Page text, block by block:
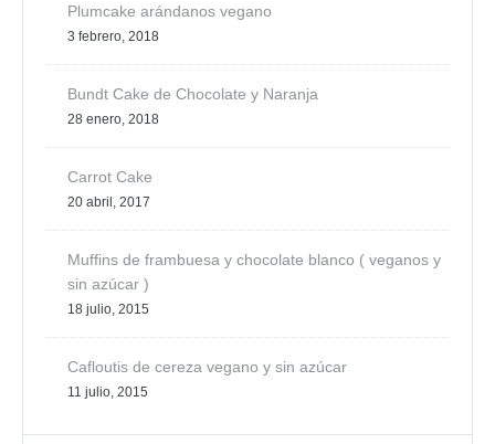
Plumcake arándanos vegano
3 febrero, 2018
Bundt Cake de Chocolate y Naranja
28 enero, 2018
Carrot Cake
20 abril, 2017
Muffins de frambuesa y chocolate blanco ( veganos y
sin azúcar )
18 julio, 2015
Cafloutis de cereza vegano y sin azúcar
11 julio, 2015